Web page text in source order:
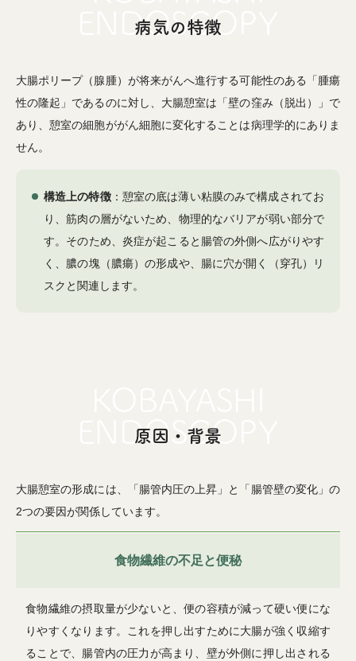
病気の特徴
大腸ポリープ（腺腫）が将来がんへ進行する可能性のある「腫瘍
性の隆起」であるのに対し、大腸憩室は「壁の窪み（脱出）」で
あり、憩室の細胞ががん細胞に変化することは病理学的にありま
せん。
構造上の特徴：憩室の底は薄い粘膜のみで構成されてお
り、筋肉の層がないため、物理的なバリアが弱い部分で
す。そのため、炎症が起こると腸管の外側へ広がりやす
く、膿の塊（膿瘍）の形成や、腸に穴が開く（穿孔）リ
スクと関連します。
原因・背景
大腸憩室の形成には、「腸管内圧の上昇」と「腸管壁の変化」の
2つの要因が関係しています。
食物繊維の不足と便秘
食物繊維の摂取量が少ないと、便の容積が減って硬い便にな
りやすくなります。これを押し出すために大腸が強く収縮す
ることで、腸管内の圧力が高まり、壁が外側に押し出される